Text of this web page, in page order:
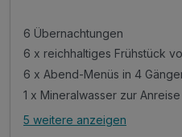
6 Übernachtungen
6 x reichhaltiges Frühstück
6 x Abend-Menüs in 4
1 x Mineralwasser zur
Alle Inklusivleistungen
5 weitere anzeigen